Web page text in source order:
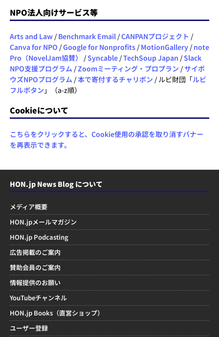
NPO法人向けサービス等
Arts and Law / Benchmark Email /CANPANプロジェクト /
Canva for NPO /Google for Nonprofits / MotionGallery / note
Pro（NovelJam協賛）
/Syncable /TechSoup Japan /Slack
NPO支援プログラム /Zoomミーティング・プロプラン /サイボ
ウズNPOプログラム /本で寄付するチャリボン / ルビ財団「ルビ
フルボタン 」（a-z順）
Cookieについて
こちらをクリックすると、Cookie使用の承認を取り消すバナー
を再表示できます。
HON.jp News Blog について
メディア概要
HON.jpメールマガジン
HON.jp Podcasting
広告掲載のご案内
賛助会員のご案内
情報提供のお願い
YouTubeチャンネル
HON.jp Books（直営ショップ）
ユーザー登録